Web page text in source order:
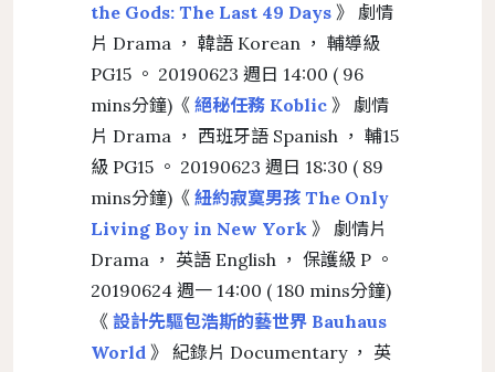
the Gods: The Last 49 Days 》 劇情
片 Drama ， 韓語 Korean ， 輔導級
PG15 。 20190623 週日 14:00 ( 96
mins分鐘)《 絕秘任務 Koblic 》 劇情
片 Drama ， 西班牙語 Spanish ， 輔15
級 PG15 。 20190623 週日 18:30 ( 89
mins分鐘)《 紐約寂寞男孩 The Only
Living Boy in New York 》 劇情片
Drama ， 英語 English ， 保護級 P 。
20190624 週一 14:00 ( 180 mins分鐘)
《 設計先驅包浩斯的藝世界 Bauhaus
World 》 紀錄片 Documentary ， 英